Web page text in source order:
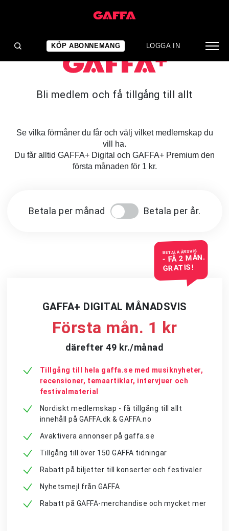
KÖP ABONNEMANG LOGGA IN
Bli medlem och få tillgång till allt
Se vilka förmåner du får och välj vilket medlemskap du
vill ha.
Du får alltid GAFFA+ Digital och GAFFA+ Premium den
första månaden för 1 kr.
Betala per månad Betala per år.
BETALA ÅRSVIS
- FÅ 2 MÅN.
GRATIS!
GAFFA+ DIGITAL MÅNADSVIS
Första mån. 1 kr
därefter 49 kr./månad
Tillgång till hela gaffa.se med musiknyheter,
recensioner, temaartiklar, intervjuer och
festivalmaterial
Nordiskt medlemskap - få tillgång till allt
innehåll på GAFFA.dk & GAFFA.no
Avaktivera annonser på gaffa.se
Tillgång till över 150 GAFFA tidningar
Rabatt på biljetter till konserter och festivaler
Nyhetsmejl från GAFFA
Rabatt på GAFFA-merchandise och mycket mer